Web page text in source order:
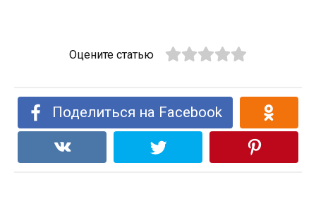
Оцените статью
Поделиться на Facebook